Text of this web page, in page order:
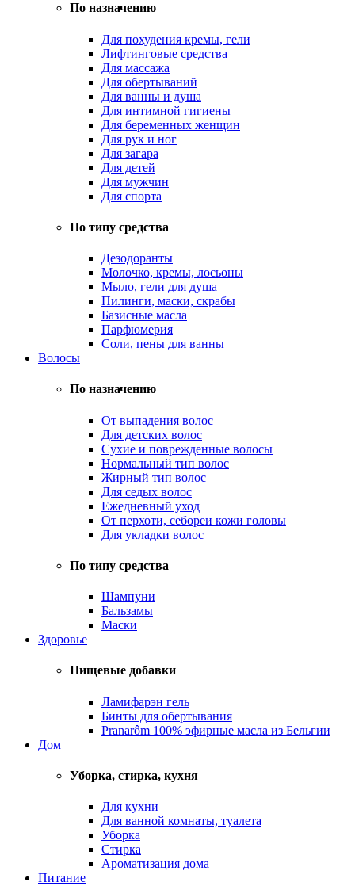
По назначению
Для похудения кремы, гели
Лифтинговые средства
Для массажа
Для обертываний
Для ванны и душа
Для интимной гигиены
Для беременных женщин
Для рук и ног
Для загара
Для детей
Для мужчин
Для спорта
По типу средства
Дезодоранты
Молочко, кремы, лосьоны
Мыло, гели для душа
Пилинги, маски, скрабы
Базисные масла
Парфюмерия
Соли, пены для ванны
Волосы
По назначению
От выпадения волос
Для детских волос
Сухие и поврежденные волосы
Нормальный тип волос
Жирный тип волос
Для седых волос
Ежедневный уход
От перхоти, себореи кожи головы
Для укладки волос
По типу средства
Шампуни
Бальзамы
Маски
Здоровье
Пищевые добавки
Ламифарэн гель
Бинты для обертывания
Pranarôm 100% эфирные масла из Бельгии
Дом
Уборка, стирка, кухня
Для кухни
Для ванной комнаты, туалета
Уборка
Стирка
Ароматизация дома
Питание